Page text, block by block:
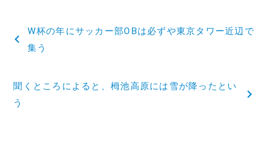
稿
ビ
W杯の年にサッカー部OBは必ずや東京タワー近辺で
集う
聞くところによると、栂池高原には雪が降ったとい
う